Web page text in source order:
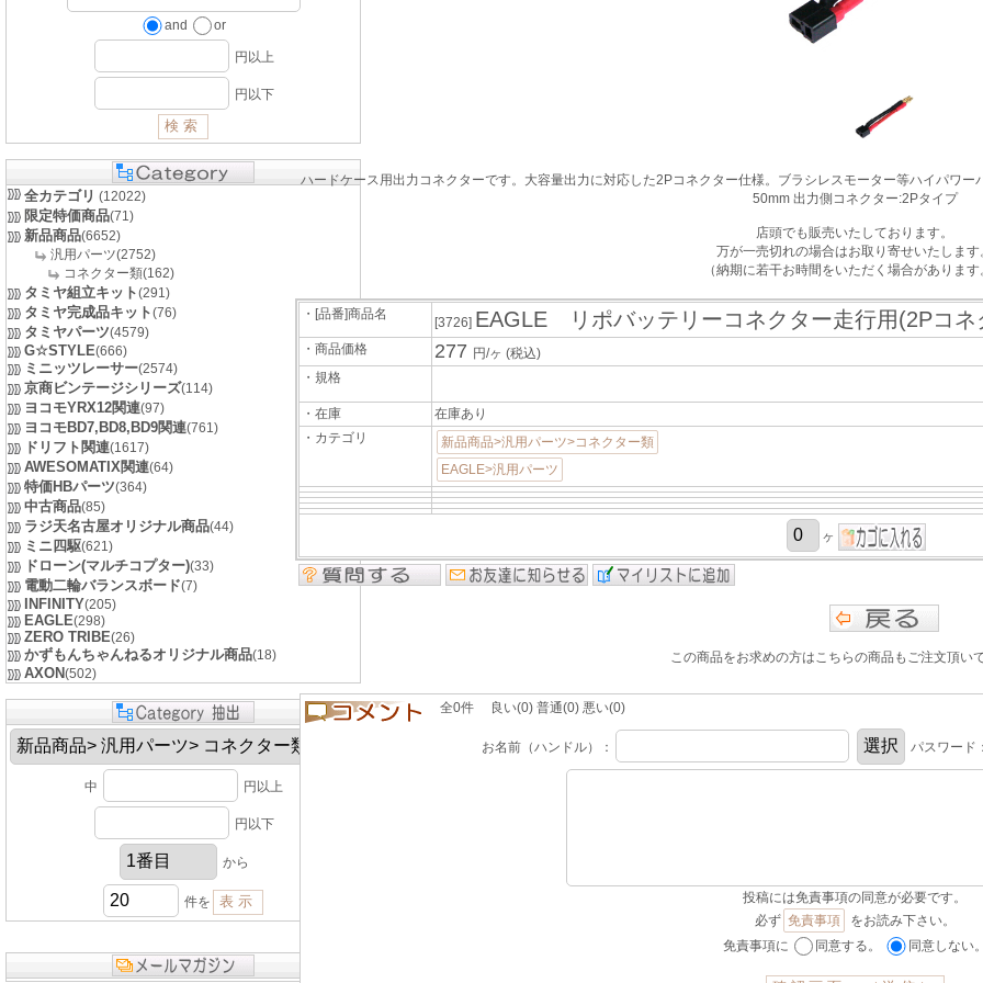
and or
円以上
円以下
全カテゴリ (12022)
限定特価商品(71)
新品商品(6652)
汎用パーツ(2752)
コネクター類(162)
タミヤ組立キット(291)
タミヤ完成品キット(76)
タミヤパーツ(4579)
G☆STYLE(666)
ミニッツレーサー(2574)
京商ビンテージシリーズ(114)
ヨコモYRX12関連(97)
ヨコモBD7,BD8,BD9関連(761)
ドリフト関連(1617)
AWESOMATIX関連(64)
特価HBパーツ(364)
中古商品(85)
ラジ天名古屋オリジナル商品(44)
ミニ四駆(621)
ドローン(マルチコプター)(33)
電動二輪バランスボード(7)
INFINITY(205)
EAGLE(298)
ZERO TRIBE(26)
かずもんちゃんねるオリジナル商品(18)
AXON(502)
中 円以上
円以下
から
件を
ハードケース用出力コネクターです。大容量出力に対応した2Pコネクター仕様。ブラシレスモーター等ハイパワ
50mm 出力側コネクター:2Pタイプ
店頭でも販売いたしております。
万が一売切れの場合はお取り寄せいたします
（納期に若干お時間をいただく場合があります
・[品番]商品名
[3726] EAGLE リポバッテリーコネクター走行用(2Pコネ
・商品価格 277 円/ヶ (税込)
・規格
・在庫
在庫あり
・カテゴリ
新品商品>汎用パーツ>コネクター類
EAGLE>汎用パーツ
ヶ
この商品をお求めの方はこちらの商品もご注文頂い
全0件 良い(0) 普通(0) 悪い(0)
お名前（ハンドル）： パスワード：
投稿には免責事項の同意が必要です。
必ず 免責事項
をお読み下さい。
免責事項に
同意する。 同意しない。